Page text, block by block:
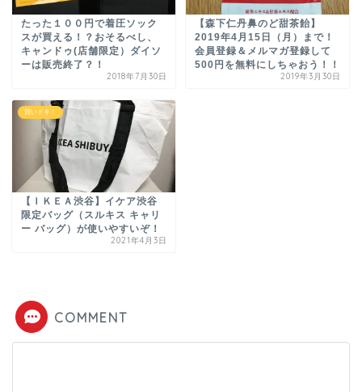
たった１００円で着圧ソック
スが買える！？おそるべし、
キャンドゥ(店舗限定）ダイソ
ーは販売終了？！
2018年7月30日
【森下仁丹鼻のど甜茶飴】
2019年4月15日（月）まで！
会員登録＆メルマガ登録して
500円を無料にしちゃおう！！
2019年3月30日
買いドキ！
【ＩＫＥＡ渋谷】イケア渋谷
限定バッグ（スルキス キャリ
ー バッグ）が使いやすいぞ！
2021年4月3日
COMMENT